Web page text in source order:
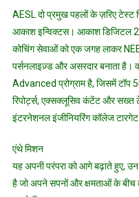
AESL दो प्रमुख पहलों के ज़रिए टेस्ट
आकाश इन्विक्टस। आकाश डिजिटल
कोचिंग सेवाओं को एक जगह लाकर
पर्सनलाइज़्ड और असरदार बनाता
Advanced प्रोग्राम है, जिसमें
रिपोर्ट्स, एक्सक्लूसिव कंटेंट और सख्त
इंटरनेशनल इंजीनियरिंग कॉलेज टारगेट
एंथे मिशन
यह अपनी परंपरा को आगे बढ़ाते हुए, उन
है जो अपने सपनों और क्षमताओं के